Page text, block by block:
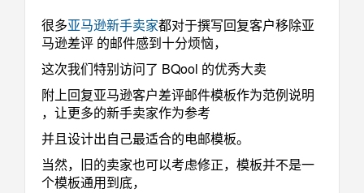
很多亚马逊新手卖家都对于撰写回复客户移除亚
马逊差评 的邮件感到十分烦恼，
这次我们特别访问了 BQool 的优秀大卖
附上回复亚马逊客户差评邮件模板作为范例说明
，让更多的新手卖家作为参考
并且设计出自己最适合的电邮模板。
当然，旧的卖家也可以考虑修正，模板并不是一
个模板通用到底，